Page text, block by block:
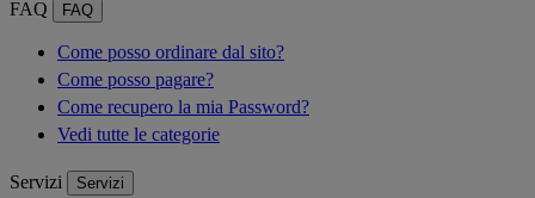
FAQ
FAQ
Come posso ordinare dal sito?
Come posso pagare?
Come recupero la mia Password?
Vedi tutte le categorie
Servizi Servizi